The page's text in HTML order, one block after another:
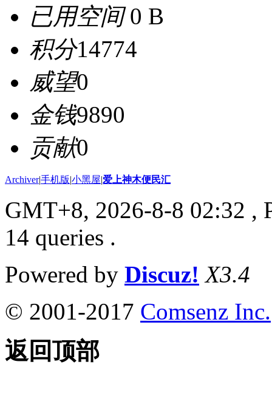
已用空间0 B
积分14774
威望0
金钱9890
贡献0
Archiver|手机版|小黑屋|爱上神木便民汇
GMT+8, 2026-8-8 02:32 ,
14 queries .
Powered by Discuz! X3.4
© 2001-2017 Comsenz Inc.
返回顶部